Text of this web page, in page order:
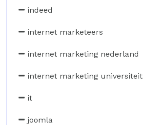
indeed
internet marketeers
internet marketing nederland
internet marketing universiteit
it
joomla